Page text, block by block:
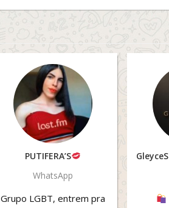
PUTIFERA’S
WhatsApp
Grupo LGBT, entrem pra